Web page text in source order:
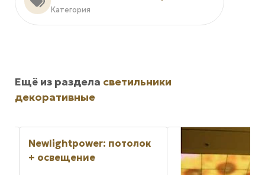
Категория
Ещё из раздела светильники
декоративные
Newlightpower: потолок
+ освещение